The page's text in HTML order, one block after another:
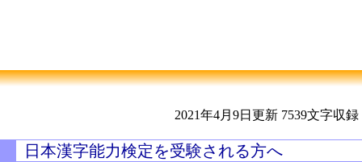
2021年4月9日更新 7539文字収録
日本漢字能力検定を受験される方へ